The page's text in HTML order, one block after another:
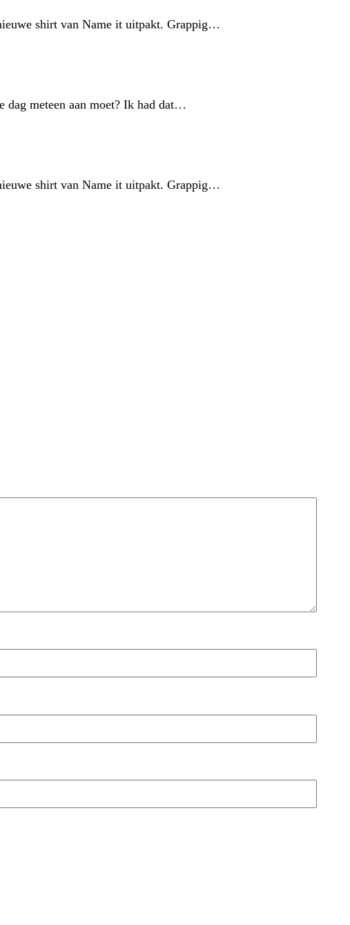
shirt van Name it uitpakt. Grappig…
dag meteen aan moet? Ik had dat…
shirt van Name it uitpakt. Grappig…